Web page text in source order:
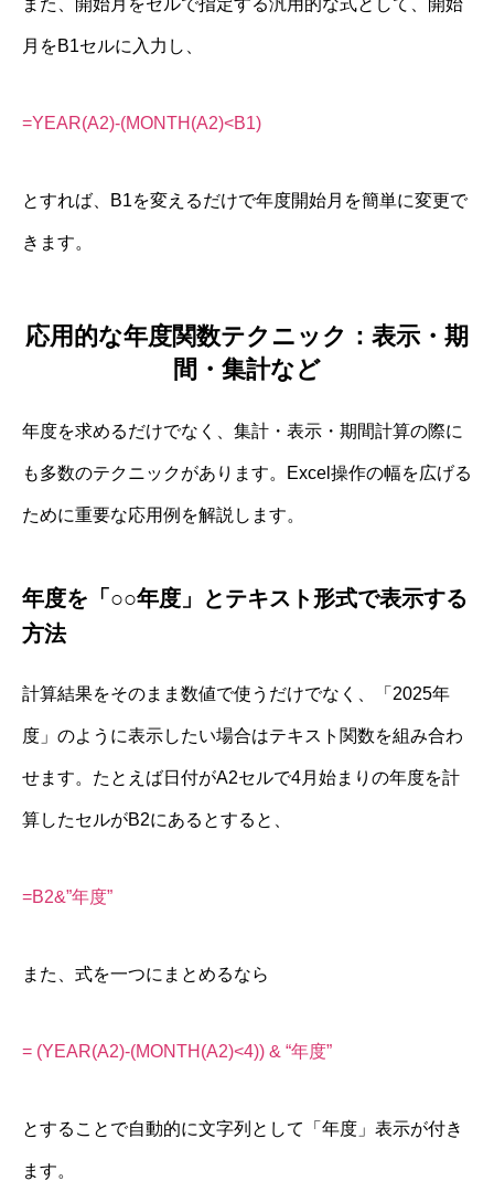
また、開始月をセルで指定する汎用的な式として、開始
月をB1セルに入力し、
=YEAR(A2)-(MONTH(A2)<B1)
とすれば、B1を変えるだけで年度開始月を簡単に変更で
きます。
応用的な年度関数テクニック：表示・期
間・集計など
年度を求めるだけでなく、集計・表示・期間計算の際に
も多数のテクニックがあります。Excel操作の幅を広げる
ために重要な応用例を解説します。
年度を「○○年度」とテキスト形式で表示する
方法
計算結果をそのまま数値で使うだけでなく、「2025年
度」のように表示したい場合はテキスト関数を組み合わ
せます。たとえば日付がA2セルで4月始まりの年度を計
算したセルがB2にあるとすると、
=B2&”年度”
また、式を一つにまとめるなら
= (YEAR(A2)-(MONTH(A2)<4)) & “年度”
とすることで自動的に文字列として「年度」表示が付き
ます。